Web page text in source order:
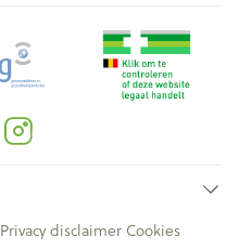
Privacy disclaimer Cookies